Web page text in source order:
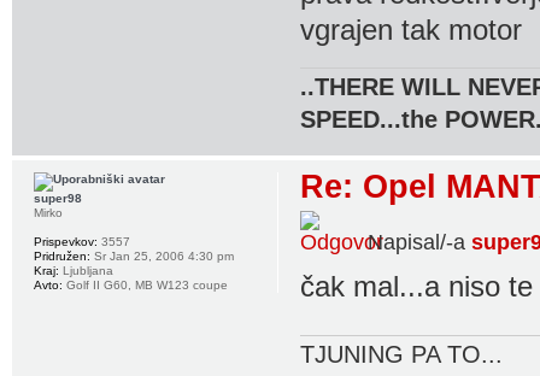
vgrajen tak motor
..THERE WILL
SPEED...the
Re: Opel
Napisal/-a
čak mal...a niso
TJUNING PA TO...
super98
Mirko
Prispevkov: 3557
Pridružen: Sr Jan 25, 2006 4:30 pm
Kraj: Ljubljana
Avto: Golf II G60, MB W123 coupe